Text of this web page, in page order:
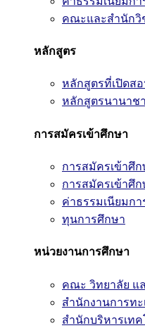
คณะและสำนักวิ
หลักสูตร
หลักสูตรที่เปิดส
หลักสูตรนานาช
การสมัครเข้าศึกษา
การสมัครเข้า
การสมัครเข้าศึ
ค่าธรรมเนียมก
ทุนการศึกษา
หน่วยงานการศึกษา
คณะ วิทยาลัย แ
สำนักงานการทะ
สำนักบริหารเท